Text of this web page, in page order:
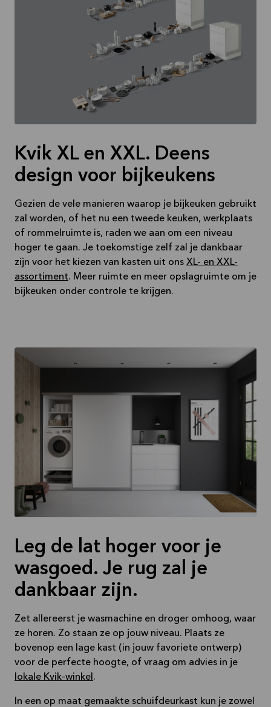
Kvik XL en XXL. Deens
design voor bijkeukens
Gezien de vele manieren waarop je bijkeuken gebruikt
zal worden, of het nu een tweede keuken, werkplaats
of rommelruimte is, raden we aan om een niveau
hoger te gaan. Je toekomstige zelf zal je dankbaar
zijn voor het kiezen van kasten uit ons XL- en XXL-
assortiment. Meer ruimte en meer opslagruimte om je
bijkeuken onder controle te krijgen.
Leg de lat hoger voor je
wasgoed. Je rug zal je
dankbaar zijn.
Zet allereerst je wasmachine en droger omhoog, waar
ze horen. Zo staan ze op jouw niveau. Plaats ze
bovenop een lage kast (in jouw favoriete ontwerp)
voor de perfecte hoogte, of vraag om advies in je
lokale Kvik-winkel .
In een op maat gemaakte schuifdeurkast kun je zowel